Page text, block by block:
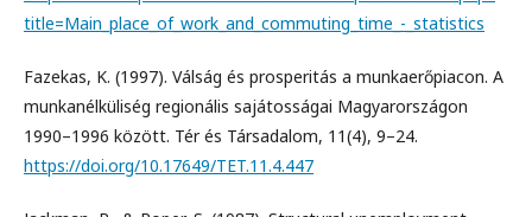
title=Main_place_of_work_and_commuting_time_-_statistics
Fazekas, K. (1997). Válság és prosperitás a munkaerőpiacon. A
munkanélküliség regionális sajátosságai Magyarországon
1990–1996 között. Tér és Társadalom, 11(4), 9–24.
https://doi.org/10.17649/TET.11.4.447